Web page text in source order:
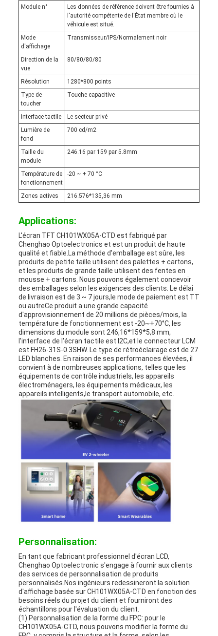
Module n°
Les données de référence doivent être fournies à
l'autorité compétente de l'État membre où le
véhicule est situé.
Mode
d'affichage
Transmisseur/IPS/Normalement noir
Direction de la
vue
80/80/80/80
Résolution
1280*800 points
Type de
toucher
Touche capacitive
Interface tactile
Le secteur privé
Lumière de
fond
700 cd/m2
Taille du
module
246.16 par 159 par 5.8mm
Température de
fonctionnement
-20 ~ + 70 °C
Zones actives 216.576*135,36 mm
Applications:
L'écran TFT CH101WX05A-CTD est fabriqué par
Chenghao Optoelectronics et est un produit de haute
qualité et fiable.La méthode d'emballage est sûre, les
produits de petite taille utilisent des palettes + cartons,
et les produits de grande taille utilisent des fentes en
mousse + cartons. Nous pouvons également concevoir
des emballages selon les exigences des clients. Le délai
de livraison est de 3 ~ 7 jours,le mode de paiement est TT
ou autreCe produit a une grande capacité
d'approvisionnement de 20 millions de pièces/mois, la
température de fonctionnement est -20~+70°C, les
dimensions du module sont 246,16*159*5,8 mm,
l'interface de l'écran tactile est I2C,et le connecteur LCM
est FH26-31S-0.3SHW. Le type de rétroéclairage est de 27
LED blanches. En raison de ses performances élevées, il
convient à de nombreuses applications, telles que les
équipements de contrôle industriels, les appareils
électroménagers, les équipements médicaux, les
appareils intelligents,le transport automobile, etc.
Personnalisation:
En tant que fabricant professionnel d'écran LCD,
Chenghao Optoelectronic s'engage à fournir aux clients
des services de personnalisation de produits
personnalisés.Nos ingénieurs redessineront la solution
d'affichage basée sur CH101WX05A-CTD en fonction des
besoins réels du projet du client et fourniront des
échantillons pour l'évaluation du client.
(1) Personnalisation de la forme du FPC: pour le
CH101WX05A-CTD, nous pouvons modifier la forme du